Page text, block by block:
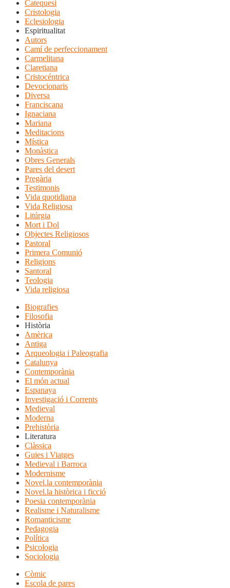
Catequesi
Cristologia
Eclesiologia
Espiritualitat
Autors
Camí de perfeccionament
Carmelitana
Claretiana
Cristocéntrica
Devocionaris
Diversa
Franciscana
Ignaciana
Mariana
Meditacions
Mística
Monàstica
Obres Generals
Pares del desert
Pregària
Testimonis
Vida quotidiana
Vida Religiosa
Litúrgia
Mort i Dol
Objectes Religiosos
Pastoral
Primera Comunió
Religions
Santoral
Teologia
Vida religiosa
Biografies
Filosofia
Història
Amèrica
Antiga
Arqueologia i Paleografia
Catalunya
Contemporània
El món actual
Espanaya
Investigació i Corrents
Medieval
Moderna
Prehistòria
Literatura
Clàssica
Guies i Viatges
Medieval i Barroca
Modernisme
Novel.la contemporània
Novel.la històrica i ficció
Poesia contemporània
Realisme i Naturalisme
Romanticisme
Pedagogia
Política
Psicologia
Sociologia
Còmic
Escola de pares